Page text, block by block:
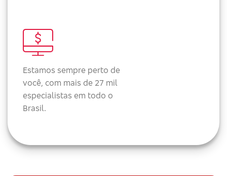
Estamos sempre perto de
você, com mais de 27 mil
especialistas em todo o
Brasil.